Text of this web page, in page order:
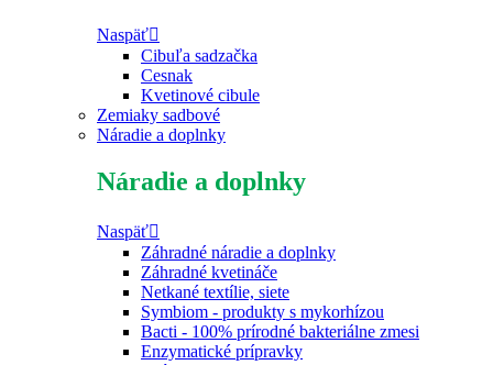
Naspäť
Cibuľa sadzačka
Cesnak
Kvetinové cibule
Zemiaky sadbové
Náradie a doplnky
Náradie a doplnky
Naspäť
Záhradné náradie a doplnky
Záhradné kvetináče
Netkané textílie, siete
Symbiom - produkty s mykorhízou
Bacti - 100% prírodné bakteriálne zmesi
Enzymatické prípravky